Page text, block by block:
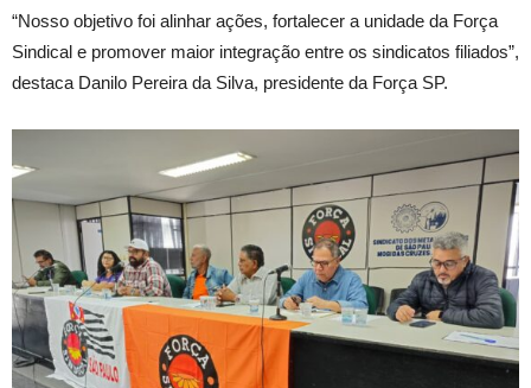
“Nosso objetivo foi alinhar ações, fortalecer a unidade da Força
Sindical e promover maior integração entre os sindicatos filiados”,
destaca Danilo Pereira da Silva, presidente da Força SP.